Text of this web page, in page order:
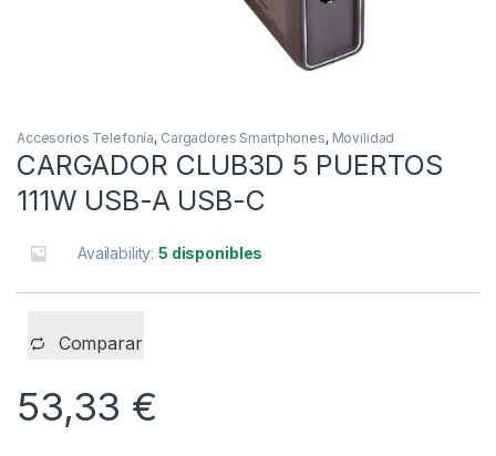
Accesorios Telefonía, Cargadores Smartphones, Movilidad
CARGADOR CLUB3D 5 PUERTOS
111W USB-A USB-C
Availability:5 disponibles
Comparar
53,33 €